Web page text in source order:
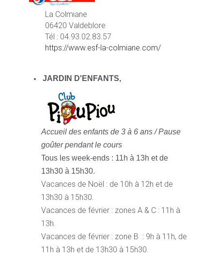
La Colmiane
06420 Valdeblore
Tél : 04.93.02.83.57
https://www.esf-la-colmiane.com/
JARDIN D'ENFANTS,
Accueil des enfants de 3 à 6 ans /Pause
goûter pendant le cours
Tous les week-ends : 11h à 13h et de
13h30 à 15h30.
Vacances de Noël : de 10h à 12h et de
13h30 à 15h30.
Vacances de février : zones A & C : 11h à
13h.
Vacances de février : zone B : 9h à 11h, de
11h à 13h et de 13h30 à 15h30.